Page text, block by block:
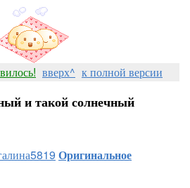
вверх^ к полной версии
и такой солнечный
Оригинальное